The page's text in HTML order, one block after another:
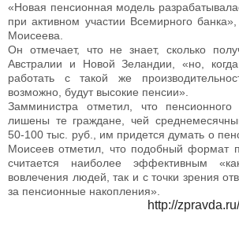
«Новая пенсионная модель
при активном участии Всемирного
Моисеева.
Он отмечает, что не знает, сколько
Австралии и Новой Зеландии, «но,
работать с такой же
возможно, будут высокие пенсии».
Замминистра отметил, что пенсионного
лишены те граждане, чей
50-100 тыс. руб., им придется думать о
Моисеев отметил, что подобный формат
считается наиболее эффективным
вовлечения людей, так и с точки зрения
за пенсионные накопления».
http://